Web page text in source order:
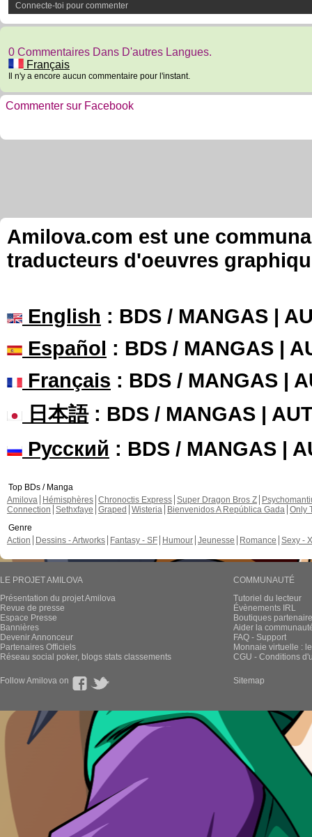
Connecte-toi pour commenter
0 Commentaires Dans D'autres Langues.
Français
Il n'y a encore aucun commentaire pour l'instant.
Commenter sur Facebook
Amilova.com est une
traducteurs d'oeuvres
English : BDS / MANGAS |
Español : BDS / MANGAS |
Français : BDS / MANGAS |
日本語: BDS / MANGAS |
Русский : BDS / MANGAS |
Top BDs / Manga
Amilova
Hémisphères Chronoctis Express Super Dragon Bros Z
Connection Sethxfaye Graped Wisteria Bienvenidos A República Gada Only
Genre
Action
Dessins - Artworks Fantasy - SF Humour Jeunesse Romance Sexy -
LE PROJET AMILOVA
Présentation du projet Amilova
Revue de presse
Espace Presse
Bannières
Devenir Annonceur
Partenaires Officiels
Réseau social poker, blogs stats classements
COMMUNAUTÉ
Tutoriel du lecteur
Évènements IRL
Boutiques
Aider la
FAQ - Support
Monnaie virtuelle :
CGU - Conditions
Follow Amilova on Sitemap